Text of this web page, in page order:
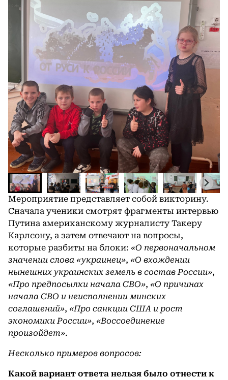
Мероприятие представляет собой викторину.
Сначала ученики смотрят фрагменты интервью
Путина американскому журналисту Такеру
Карлсону, а затем отвечают на вопросы,
которые разбиты на блоки: «О первоначальном
значении слова «украинец», «О вхождении
нынешних украинских земель в состав России»,
«Про предпосылки начала СВО», «О причинах
начала СВО и неисполнении минских
соглашений», «Про санкции США и рост
экономики России», «Воссоединение
произойдет».
Несколько примеров вопросов:
Какой вариант ответа нельзя было отнести к